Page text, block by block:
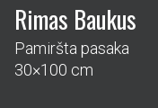
Rimas Baukus
Pamiršta pasaka
30×100 cm